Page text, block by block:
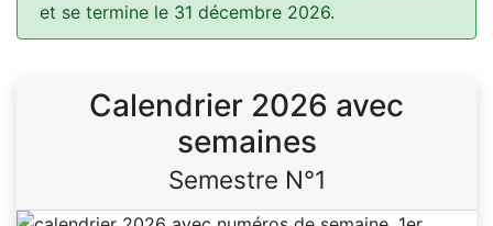
et se termine le 31 décembre 2026.
Calendrier 2026 avec
semaines
Semestre N°1